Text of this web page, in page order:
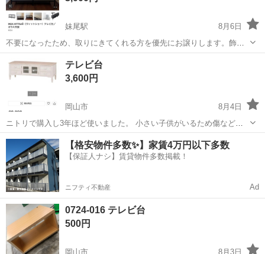
妹尾駅
8月6日
不要になったため、取りにきてくれる方を優先にお譲りします。飾り
棚としても使用出来ます◎ お値下げいたしますので気軽に声をかけて
ください。
妹尾駅
テレビ台
3,600円
岡山市
8月4日
ニトリで購入し3年ほど使いました。 小さい子供がいるため傷などが
あります。 ご了承ください🙇🏻‍♀️⋱ ※ペットはいません。 かすれた塗
装や年月を経た木の質感など。味わい深いシャビーテイストを再現。
ナチュラルとホワイトの...
岡山 岡山市 収納家具
【格安物件多数✨】家賃4万円以下多数
【保証人ナシ】賃貸物件多数掲載！
ニフティ不動産 Ad
0724-016 テレビ台
500円
岡山市 8月3日